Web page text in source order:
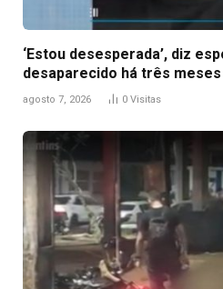
‘Estou desesperada’, diz
desaparecido há três
agosto 7, 2026 0 Visitas